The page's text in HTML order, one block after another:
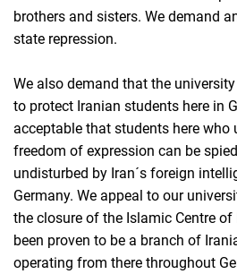
brothers and sisters. We demand
state repression.
We also demand that the
to protect Iranian students here in
acceptable that students here who
freedom of expression can be
undisturbed by Iran´s foreign
Germany. We appeal to our
the closure of the Islamic Centre
been proven to be a branch of
operating from there throughout